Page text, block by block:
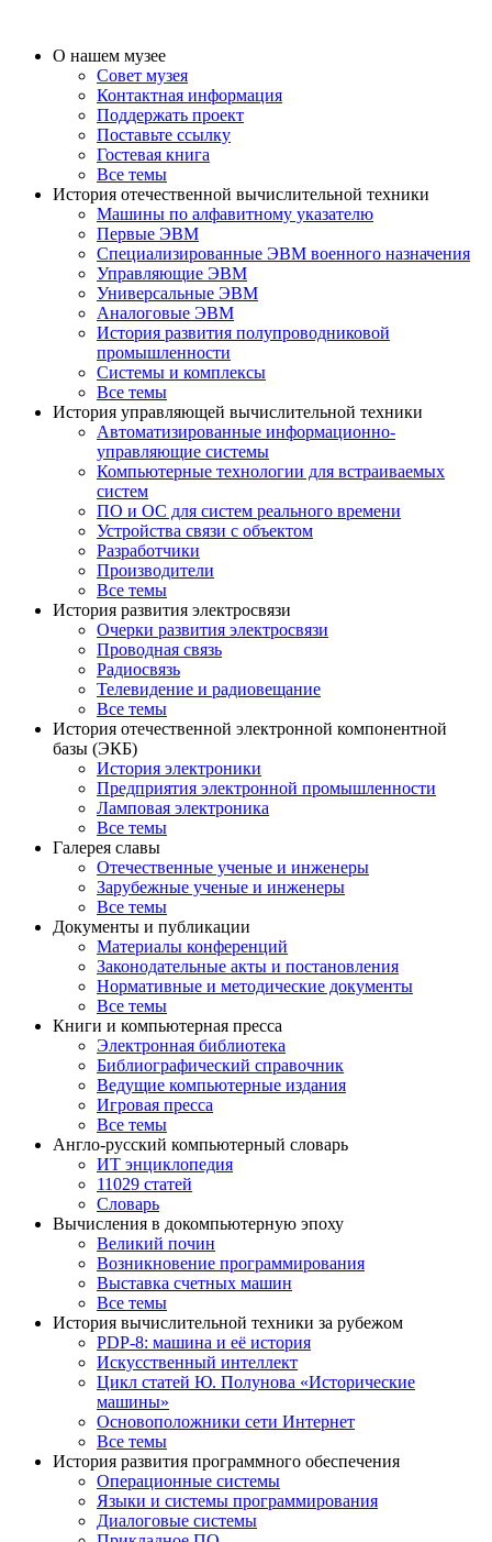
О нашем музее
Совет музея
Контактная информация
Поддержать проект
Поставьте ссылку
Гостевая книга
Все темы
История отечественной вычислительной техники
Машины по алфавитному указателю
Первые ЭВМ
Специализированные ЭВМ военного назначения
Управляющие ЭВМ
Универсальные ЭВМ
Аналоговые ЭВМ
История развития полупроводниковой
промышленности
Системы и комплексы
Все темы
История управляющей вычислительной техники
Автоматизированные информационно-
управляющие системы
Компьютерные технологии для встраиваемых
систем
ПО и ОС для систем реального времени
Устройства связи с объектом
Разработчики
Производители
Все темы
История развития электросвязи
Очерки развития электросвязи
Проводная связь
Радиосвязь
Телевидение и радиовещание
Все темы
История отечественной электронной компонентной
базы (ЭКБ)
История электроники
Предприятия электронной промышленности
Ламповая электроника
Все темы
Галерея славы
Отечественные ученые и инженеры
Зарубежные ученые и инженеры
Все темы
Документы и публикации
Материалы конференций
Законодательные акты и постановления
Нормативные и методические документы
Все темы
Книги и компьютерная пресса
Электронная библиотека
Библиографический справочник
Ведущие компьютерные издания
Игровая пресса
Все темы
Англо-русский компьютерный словарь
ИТ энциклопедия
11029 статей
Словарь
Вычисления в докомпьютерную эпоху
Великий почин
Возникновение программирования
Выставка счетных машин
Все темы
История вычислительной техники за рубежом
PDP-8: машина и её история
Искусственный интеллект
Цикл статей Ю. Полунова «Исторические
машины»
Основоположники сети Интернет
Все темы
История развития программного обеспечения
Операционные системы
Языки и системы программирования
Диалоговые системы